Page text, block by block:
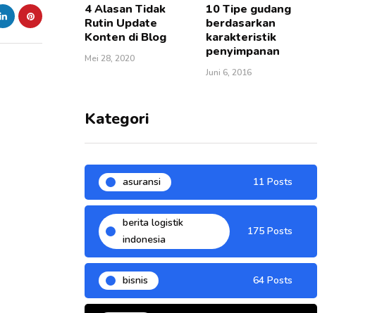
4 Alasan Tidak
Rutin Update
Konten di Blog
Mei 28, 2020
10 Tipe gudang
berdasarkan
karakteristik
penyimpanan
Juni 6, 2016
Kategori
asuransi 11 Posts
berita logistik
indonesia
175 Posts
bisnis 64 Posts